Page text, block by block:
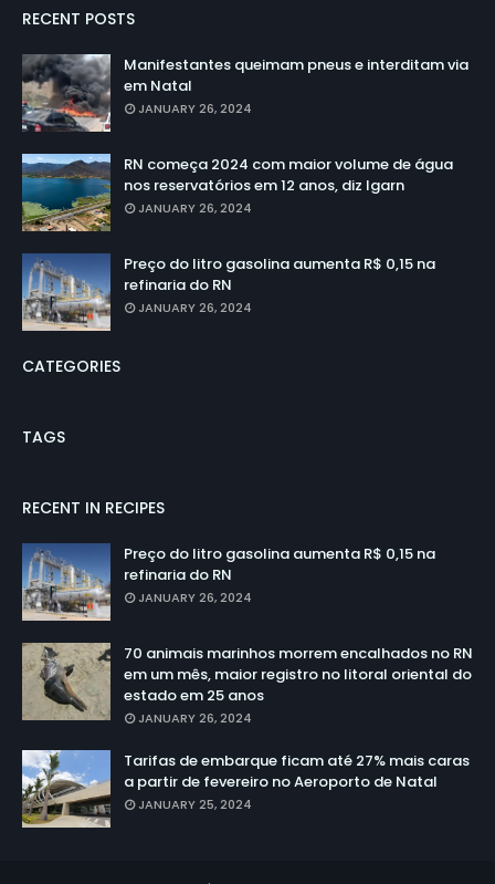
RECENT POSTS
Manifestantes queimam pneus e interditam via
em Natal
JANUARY 26, 2024
RN começa 2024 com maior volume de água
nos reservatórios em 12 anos, diz Igarn
JANUARY 26, 2024
Preço do litro gasolina aumenta R$ 0,15 na
refinaria do RN
JANUARY 26, 2024
CATEGORIES
TAGS
RECENT IN RECIPES
Preço do litro gasolina aumenta R$ 0,15 na
refinaria do RN
JANUARY 26, 2024
70 animais marinhos morrem encalhados no RN
em um mês, maior registro no litoral oriental do
estado em 25 anos
JANUARY 26, 2024
Tarifas de embarque ficam até 27% mais caras
a partir de fevereiro no Aeroporto de Natal
JANUARY 25, 2024